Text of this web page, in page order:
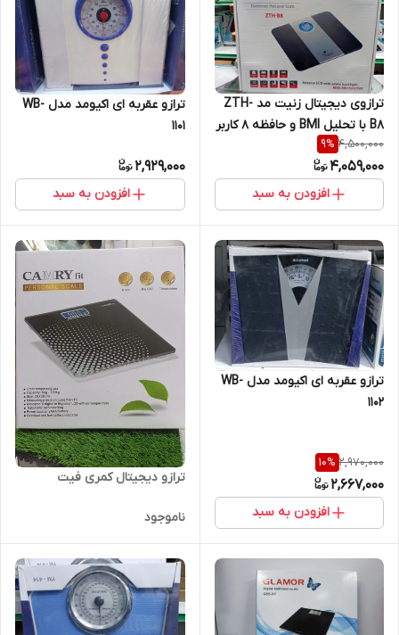
ترازوی دیجیتال زنیت مد ZTH-
B8 با تحلیل BMI و حافظه ۸ کاربر
4,500,000
9%
4,059,000
افزودن به سبد
ترازو عقربه ای اکیومد مدل WB-
1101
2,929,000
افزودن به سبد
ترازو عقربه ای اکیومد مدل WB-
1102
2,970,000
10%
2,667,000
افزودن به سبد
ترازو دیجیتال کمری فیت
ناموجود